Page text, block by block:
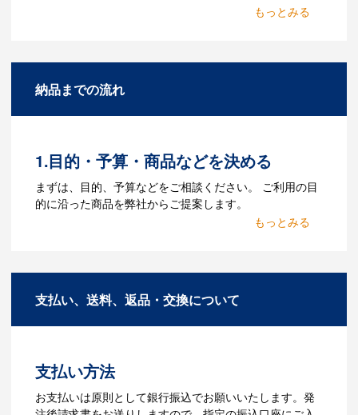
があります。Adobe illustratorのaiファイ
Q：ウェブサイトに掲載され
ていないオリジナルのノベル
タマイズが可能です。お気軽にご相談く
納品までの流れ
1.目的・予算・商品などを決める
まずは、目的、予算などをご相談ください。 ご利用の目
的に沿った商品を弊社からご提案します。
お見積を弊社からお出しします。
3.発注・データ入稿
ら、ご注文書をお送りします。
【名入れをする場合】名入れに必要なデ
ータをご入稿頂き、名入れイメージをデ
支払い、送料、返品・交換について
支払い方法
お支払いは原則として銀行振込でお願いいたします。発